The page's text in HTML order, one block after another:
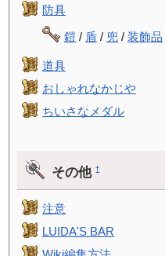
防具
鎧 / 盾 / 兜 /装飾品
道具
おしゃれなかじや
ちいさなメダル
その他†
注意
LUIDA'S BAR